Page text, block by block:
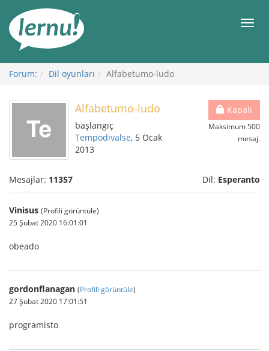
Görüntüleme
Forum: Dil oyunları Alfabetumo-ludo
Kapalı
Maksimum 500
mesaj.
Alfabetumo-ludo
başlangıç
Tempodivalse, 5 Ocak
2013
Mesajlar: 11357 Dil: Esperanto
Vinisus (Profili görüntüle)
25 Şubat 2020 16:01:01
obeado
gordonflanagan (Profili görüntüle)
27 Şubat 2020 17:01:51
programisto